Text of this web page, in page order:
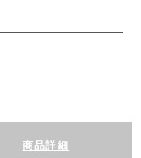
商品詳細